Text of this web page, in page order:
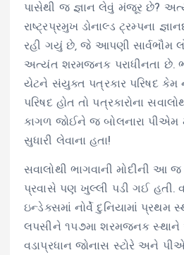
પાસેથી જ જ્ઞાન લેવું મંજૂર છે?
રાષ્ટ્રપ્રમુખ ડોનાલ્ડ ટ્રમ્પના
રહી ગયું છે, જે આપણી સાર્વભૌમ
અત્યંત શરમજનક પરાધીનતા છે.
યેટને સંયુક્ત પત્રકાર પરિષદ
પરિષદ હોત તો પત્રકારોના
કાગળ જોઈને જ બોલનારા પીએમ
સુધારી લેવાના હતા!
સવાલોથી ભાગવાની મોદીની આ જ
પ્રવાસે પણ ખુલ્લી પડી ગઈ હતી.
ઇન્ડેક્સમાં નોર્વે દુનિયામાં પ્રથમ
લપસીને ૧૫૭મા શરમજનક સ્થાને
વડાપ્રધાન જોનાસ સ્ટોરે અને